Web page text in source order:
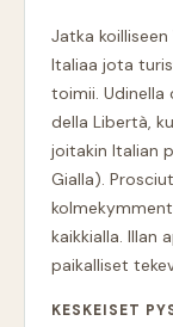
Jatka koilliseen
Italiaa jota
toimii. Udinella
della Libertà,
joitakin Italian
Gialla).
kaikkialla. Illan
paikalliset
KESKEISET